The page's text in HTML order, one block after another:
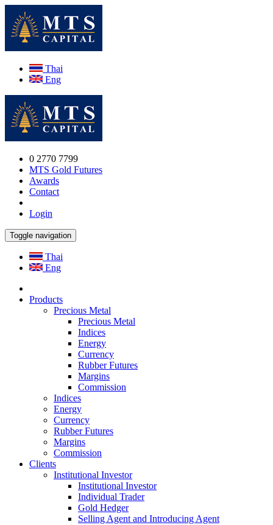
Thai
Eng
0 2770 7799
MTS Gold Futures
Awards
Contact
Login
Toggle navigation
Thai
Eng
Products
Precious Metal
Precious Metal
Indices
Energy
Currency
Rubber Futures
Margins
Commission
Indices
Energy
Currency
Rubber Futures
Margins
Commission
Clients
Institutional Investor
Institutional Investor
Individual Trader
Gold Hedger
Selling Agent and Introducing Agent